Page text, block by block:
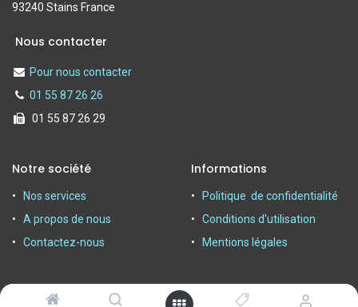
93240 Stains France
Nous contacter
Pour nous contacter
01 55 87 26 26
01 55 87 26 29
Notre société
Nos services
A propos de nous
Contactez-nous
Informations
Politique de confidentialité
Conditions d'utilisation
Mentions légales